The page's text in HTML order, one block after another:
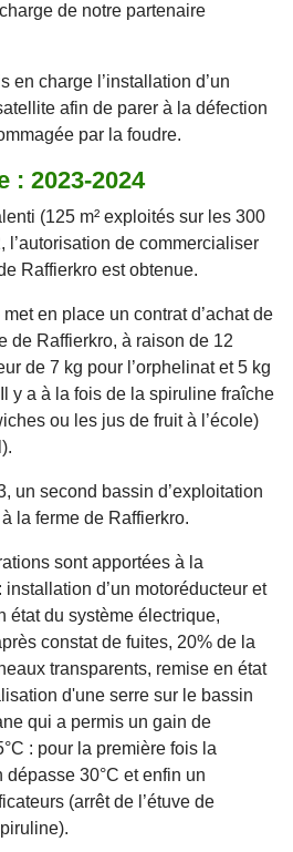
de notre partenaire
en charge l’installation d’un
afin de parer à la défection
par la foudre.
: 2023-2024
(125 m² exploités sur les 300
l’autorisation de commercialiser
Raffierkro est obtenue.
en place un contrat d’achat de
de Raffierkro, à raison de 12
de 7 kg pour l’orphelinat et 5 kg
y a à la fois de la spiruline fraîche
ou les jus de fruit à l’école)
un second bassin d’exploitation
la ferme de Raffierkro.
sont apportées à la
d’un motoréducteur et
état du système électrique,
constat de fuites, 20% de la
transparents, remise en état
d'une serre sur le bassin
qui a permis un gain de
: pour la première fois la
dépasse 30°C et enfin un
(arrêt de l’étuve de